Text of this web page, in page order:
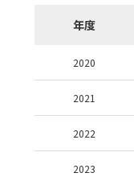
年度
2020
2021
2022
2023